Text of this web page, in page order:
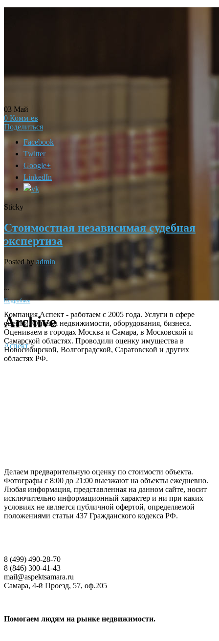
Archive
Аспект>
03 Май
0 Комм-ев
Поделиться
Facebook
Twitter
Google+
LinkedIn
Sticky
Стоимостная независимая судебная
экспертиза
Posted by admin
...
Подробнее
Компания Аспект - работаем с 2005 года. Услуги в сфере
оценки. Оценка недвижимости, оборудования, бизнеса.
Оцениваем в городах Москва и Самара, в Московской и
Самарской областях. Проводили оценку имущества в
Новосибирской, Волгоградской, Саратовской и других
областях РФ.
Делаем предварительную оценку по стоимости объекта.
Фотографы с 8:00 до 21:00 выезжают на объекты ежедневно.
Любая информация, представленная на данном сайте, носит
исключительно информационный характер и ни при каких
условиях не является публичной офертой, определяемой
положениями статьи 437 Гражданского кодекса РФ.
8 (499) 490-28-70
8 (846) 300-41-43
mail@aspektsamara.ru
Самара, 4-й Проезд, 57, оф.205
Помогаем людям на рынке недвижимости.